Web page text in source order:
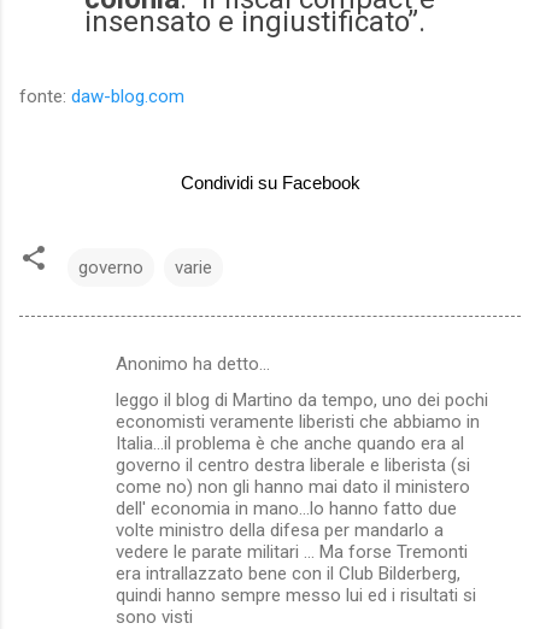
insensato e ingiustificato”.
fonte: daw-blog.com
Condividi su Facebook
governo varie
Anonimo ha detto…
leggo il blog di Martino da tempo, uno dei pochi
economisti veramente liberisti che abbiamo in
Italia...il problema è che anche quando era al
governo il centro destra liberale e liberista (si
come no) non gli hanno mai dato il ministero
dell' economia in mano...lo hanno fatto due
volte ministro della difesa per mandarlo a
vedere le parate militari ... Ma forse Tremonti
era intrallazzato bene con il Club Bilderberg,
quindi hanno sempre messo lui ed i risultati si
sono visti